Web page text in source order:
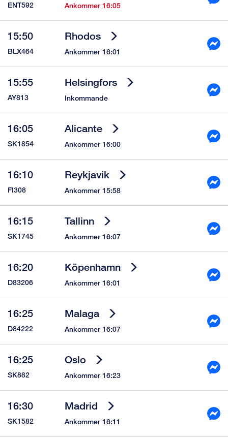
ENT592 Ankommer 16:05
15:50 Rhodos
BLX464 Ankommer 16:01
15:55 Helsingfors
AY813
Ankommer 15:56
Inkommande
16:05 Alicante
SK1854 Ankommer 16:00
16:10 Reykjavik
FI308 Ankommer 15:58
16:15 Tallinn
SK1745 Ankommer 16:07
16:20 Köpenhamn
D83206 Ankommer 16:01
16:25 Malaga
D84222 Ankommer 16:07
16:25 Oslo
SK882 Ankommer 16:23
16:30 Madrid
SK1582 Ankommer 16:11